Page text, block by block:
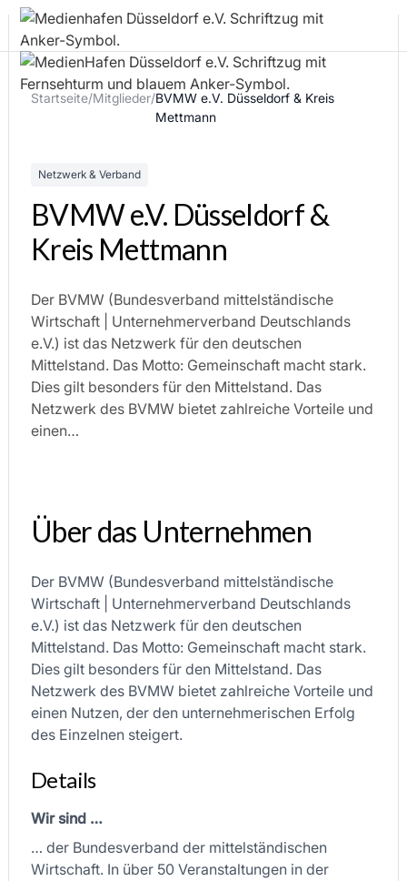
Startseite/Mitglieder/BVMW e.V. Düsseldorf & Kreis
Mettmann
Netzwerk & Verband
BVMW e.V. Düsseldorf &
Kreis Mettmann
Der BVMW (Bundesverband mittelständische
Wirtschaft | Unternehmerverband Deutschlands
e.V.) ist das Netzwerk für den deutschen
Mittelstand. Das Motto: Gemeinschaft macht stark.
Dies gilt besonders für den Mittelstand. Das
Netzwerk des BVMW bietet zahlreiche Vorteile und
einen…
Über das Unternehmen
Der BVMW (Bundesverband mittelständische
Wirtschaft | Unternehmerverband Deutschlands
e.V.) ist das Netzwerk für den deutschen
Mittelstand. Das Motto: Gemeinschaft macht stark.
Dies gilt besonders für den Mittelstand. Das
Netzwerk des BVMW bietet zahlreiche Vorteile und
einen Nutzen, der den unternehmerischen Erfolg
des Einzelnen steigert.
Details
Wir sind …
… der Bundesverband der mittelständischen
Wirtschaft. In über 50 Veranstaltungen in der